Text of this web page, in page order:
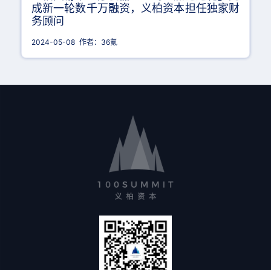
成新一轮数千万融资，义柏资本担任独家财
务顾问
2024-05-08 作者：36氪